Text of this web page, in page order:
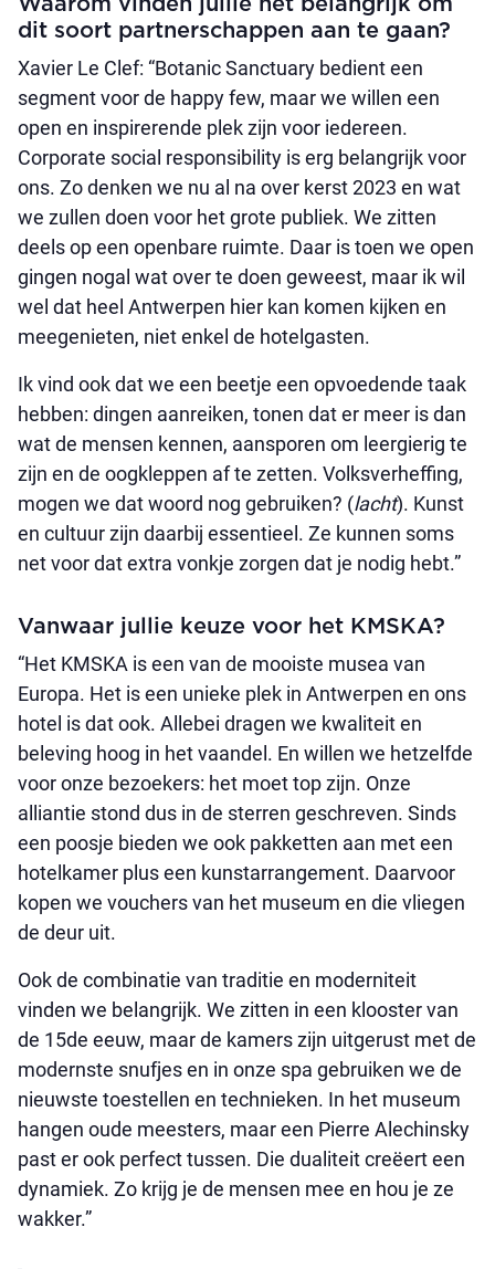
Waarom vinden jullie het belangrijk om
dit soort partnerschappen aan te gaan?
Xavier Le Clef: “Botanic Sanctuary bedient een
segment voor de happy few, maar we willen een
open en inspirerende plek zijn voor iedereen.
Corporate social responsibility is erg belangrijk voor
ons. Zo denken we nu al na over kerst 2023 en wat
we zullen doen voor het grote publiek. We zitten
deels op een openbare ruimte. Daar is toen we open
gingen nogal wat over te doen geweest, maar ik wil
wel dat heel Antwerpen hier kan komen kijken en
meegenieten, niet enkel de hotelgasten.
Ik vind ook dat we een beetje een opvoedende taak
hebben: dingen aanreiken, tonen dat er meer is dan
wat de mensen kennen, aansporen om leergierig te
zijn en de oogkleppen af te zetten. Volksverheffing,
mogen we dat woord nog gebruiken? (lacht). Kunst
en cultuur zijn daarbij essentieel. Ze kunnen soms
net voor dat extra vonkje zorgen dat je nodig hebt.”
Vanwaar jullie keuze voor het KMSKA?
“Het KMSKA is een van de mooiste musea van
Europa. Het is een unieke plek in Antwerpen en ons
hotel is dat ook. Allebei dragen we kwaliteit en
beleving hoog in het vaandel. En willen we hetzelfde
voor onze bezoekers: het moet top zijn. Onze
alliantie stond dus in de sterren geschreven. Sinds
een poosje bieden we ook pakketten aan met een
hotelkamer plus een kunstarrangement. Daarvoor
kopen we vouchers van het museum en die vliegen
de deur uit.
Ook de combinatie van traditie en moderniteit
vinden we belangrijk. We zitten in een klooster van
de 15de eeuw, maar de kamers zijn uitgerust met de
modernste snufjes en in onze spa gebruiken we de
nieuwste toestellen en technieken. In het museum
hangen oude meesters, maar een Pierre Alechinsky
past er ook perfect tussen. Die dualiteit creëert een
dynamiek. Zo krijg je de mensen mee en hou je ze
wakker.”